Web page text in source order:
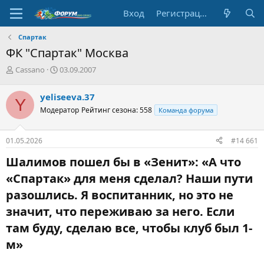
Вход Регистрация
Спартак
ФК "Спартак" Москва
А
т
о
т
е
м
Cassano
Д
а
н
ч
а
03.09.2007
Y yeliseeva.37
Модератор Рейтинг сезона: 558 Команда форума
01.05.2026 #14 661
Шалимов пошел бы в «Зенит»: «А что
«Спартак» для меня сделал? Наши пути
разошлись. Я воспитанник, но это не
значит, что переживаю за него. Если
там буду, сделаю все, чтобы клуб был 1-
м»​